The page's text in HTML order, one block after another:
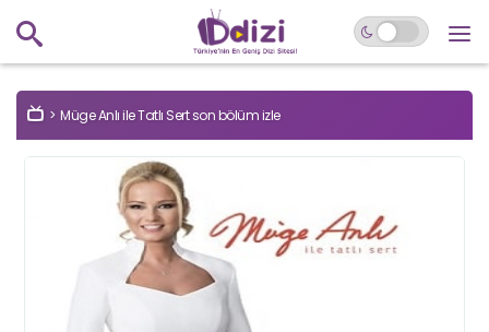
Müge Anlı ile Tatlı Sert son bölüm izle